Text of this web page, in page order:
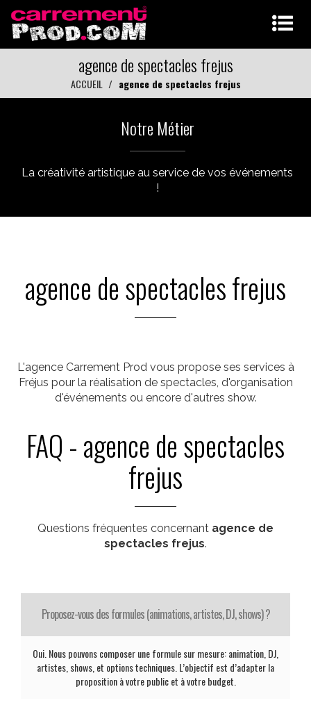
agence de spectacles frejus
ACCUEIL agence de spectacles frejus
Notre Métier
La créativité artistique au service de vos événements
!
agence de spectacles frejus
L'agence Carrement Prod vous propose ses services à
Fréjus pour la réalisation de spectacles, d'organisation
d'événements ou encore d'autres show.
FAQ - agence de spectacles
frejus
Questions fréquentes concernant agence de
spectacles frejus.
Proposez-vous des formules (animations, artistes, DJ, shows) ?
Oui. Nous pouvons composer une formule sur mesure: animation, DJ,
artistes, shows, et options techniques. L’objectif est d’adapter la
proposition à votre public et à votre budget.